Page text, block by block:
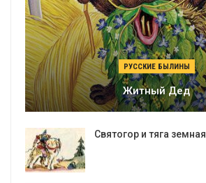
РУССКИЕ БЫЛИНЫ
Житный Дед
Святогор и тяга земная